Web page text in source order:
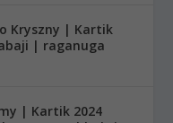
Kryszny | Kartik
| raganuga
| Kartik 2024